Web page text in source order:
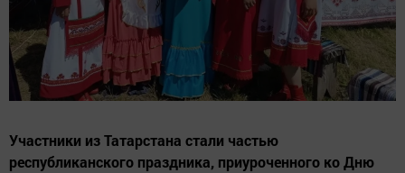
Участники из Татарстана стали частью
республиканского праздника, приуроченного ко Дню